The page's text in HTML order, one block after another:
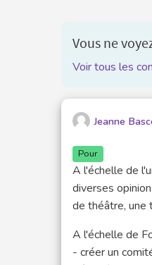
Vous ne
Voir tous les
Jeanne
Pour
A l'échelle de
diverses
de théâtre, une
A l'échelle de
- créer un